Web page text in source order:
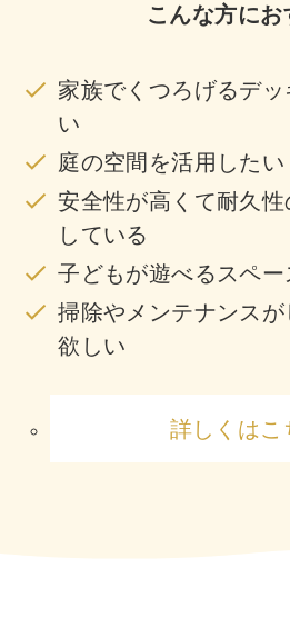
こんな方にお
家族でくつろげるデ
い
庭の空間を活用したい
安全性が高くて耐久
している
子どもが遊べるスペ
掃除やメンテナンス
欲しい
詳しくはこ